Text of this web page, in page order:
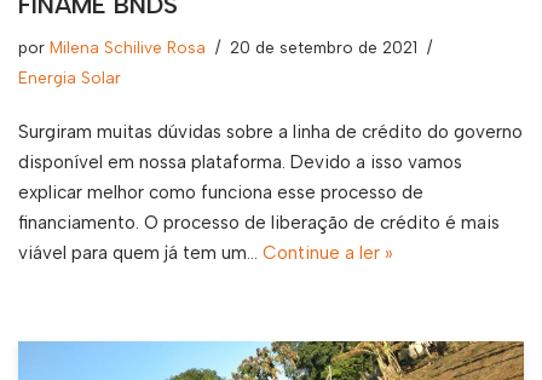
por Milena Schilive Rosa
20 de setembro de 2021
Energia Solar
Surgiram muitas dúvidas sobre a linha de crédito do governo
disponível em nossa plataforma. Devido a isso vamos
explicar melhor como funciona esse processo de
financiamento. O processo de liberação de crédito é mais
viável para quem já tem um… Continue a ler »